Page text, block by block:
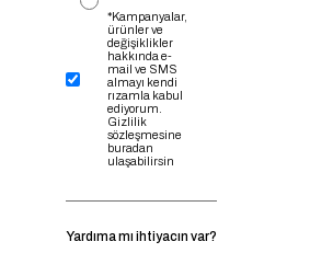
*Kampanyalar,
ürünler ve
değişiklikler
hakkında e-
mail ve SMS
almayı kendi
rızamla kabul
ediyorum.
Gizlilik
sözleşmesine
buradan
ulaşabilirsin
Yardıma mı ihtiyacın var?